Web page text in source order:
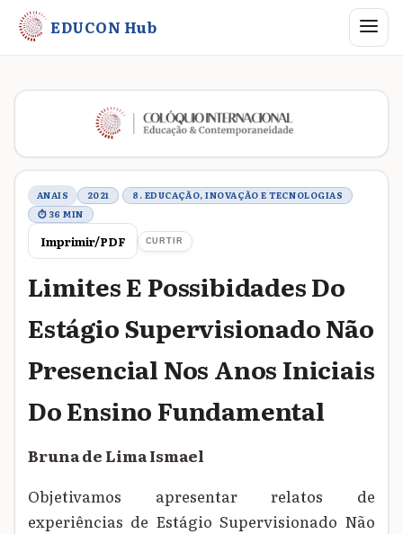
EDUCON Hub Abrir
Metadados do trabalho
ANAIS 2021
8. EDUCAÇÃO, INOVAÇÃO E TECNOLOGIAS
⏱ 36 MIN
Imprimir/PDF CURTIR
Limites E Possibidades Do
Estágio Supervisionado Não
Presencial Nos Anos Iniciais
Do Ensino Fundamental
Bruna de Lima Ismael
Objetivamos apresentar relatos de
experiências de Estágio Supervisionado Não